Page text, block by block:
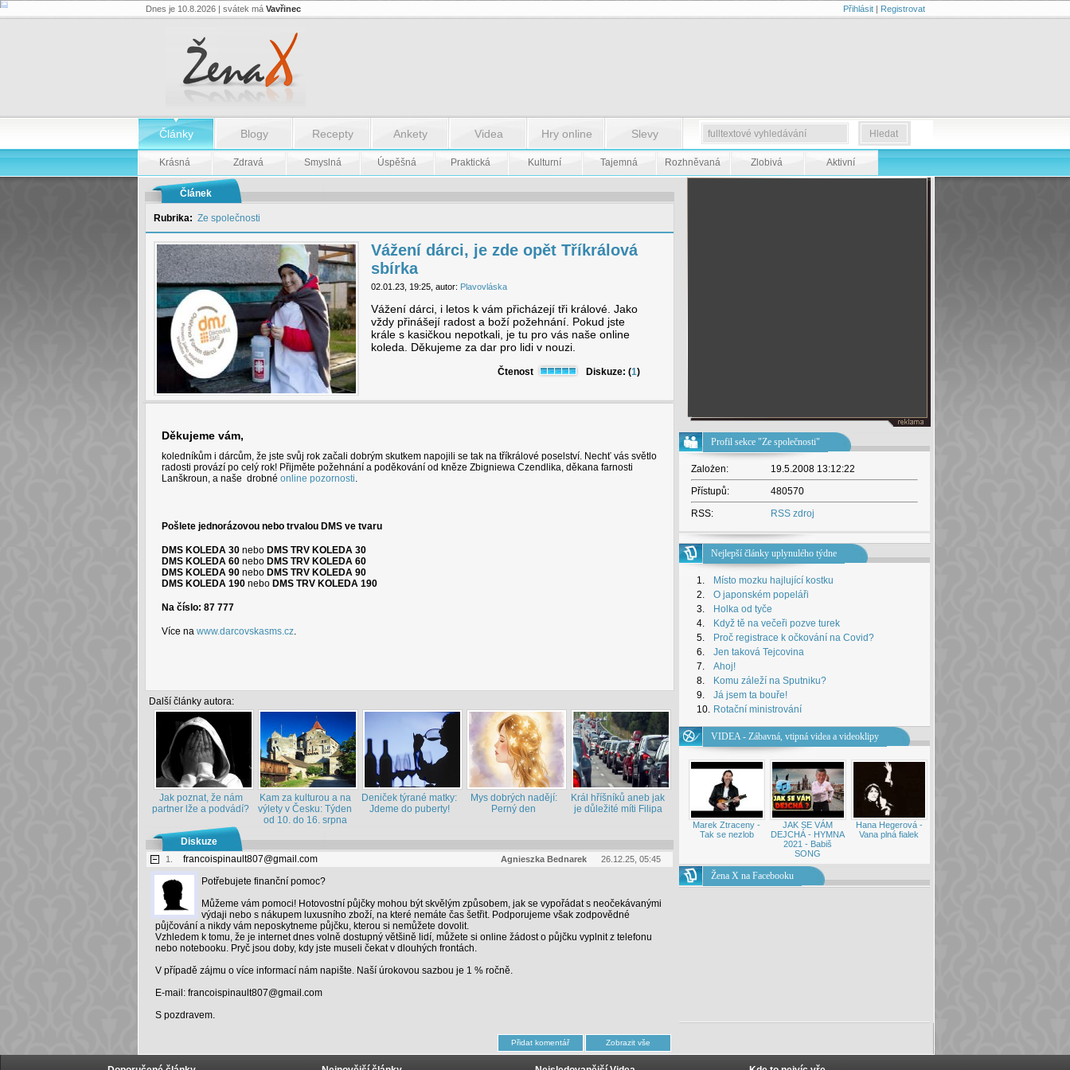
Vážení
je
zde
Tříkrálová
Dnes je 10.8.2026 | svátek má Vavřinec Přihlásit| Registrovat
Články Blogy Recepty Ankety Videa Hry online Slevy
Krásná Zdravá Smyslná Úspěšná Praktická Kulturní Tajemná Rozhněvaná Zlobivá Aktivní
Článek
Rubrika: Ze společnosti
Vážení dárci, je zde opět Tříkrálová
sbírka
02.01.23, 19:25, autor: Plavovláska
Vážení dárci, i letos k vám přicházejí tři králové. Jako
vždy přinášejí radost a boží požehnání. Pokud jste
krále s kasičkou nepotkali, je tu pro vás naše online
koleda. Děkujeme za dar pro lidi v nouzi.
Čtenost Diskuze: (1)
Děkujeme vám,
koledníkům i dárcům, že jste svůj rok začali dobrým skutkem napojili se tak na tříkrálové poselství. Nechť vás světlo
radosti provází po celý rok! Přijměte požehnání a poděkování od kněze Zbigniewa Czendlika, děkana farnosti
Lanškroun, a naše drobné online pozornosti.
Pošlete jednorázovou nebo trvalou DMS ve tvaru
DMS KOLEDA 30nebo DMS TRV KOLEDA 30
DMS KOLEDA 60nebo DMS TRV KOLEDA 60
DMS KOLEDA 90nebo DMS TRV KOLEDA 90
DMS KOLEDA 190nebo DMS TRV KOLEDA 190
Na číslo: 87 777
Více na www.darcovskasms.cz.
Další články autora:
Jak poznat, že nám
partner lže a podvádí?
Kam za kulturou a na
výlety v Česku: Týden
od 10. do 16. srpna
Deniček týrané matky:
Jdeme do puberty!
Mys dobrých nadějí:
Perný den
Král hříšníků aneb jak
je důležité míti Filipa
Diskuze
Agnieszka Bednarek 26.12.25, 05:45
1.
francoispinault807@gmail.com
Potřebujete finanční pomoc?
Můžeme vám pomoci! Hotovostní půjčky mohou být skvělým způsobem, jak se vypořádat s neočekávanými
výdaji nebo s nákupem luxusního zboží, na které nemáte čas šetřit. Podporujeme však zodpovědné
půjčování a nikdy vám neposkytneme půjčku, kterou si nemůžete dovolit.
Vzhledem k tomu, že je internet dnes volně dostupný většině lidí, můžete si online žádost o půjčku vyplnit z telefonu
nebo notebooku. Pryč jsou doby, kdy jste museli čekat v dlouhých frontách.
V případě zájmu o více informací nám napište. Naší úrokovou sazbou je 1 % ročně.
E-mail: francoispinault807@gmail.com
S pozdravem.
Profil sekce "Ze společnosti"
Založen:
19.5.2008 13:12:22
Přístupů:
480570
RSS:
RSS zdroj
Nejlepší články uplynulého týdne
1.
Místo mozku hajlující kostku
2.
O japonském popeláři
3.
Holka od tyče
4.
Když tě na večeři pozve turek
5.
Proč registrace k očkování na Covid?
6.
Jen taková Tejcovina
7.
Ahoj!
8.
Komu záleží na Sputniku?
9.
Já jsem ta bouře!
10. Rotační ministrování
VIDEA - Zábavná, vtipná videa a videoklipy
Hana Hegerová -
Vana plná fialek
JAK SE VÁM
DEJCHÁ - HYMNA
2021 - Babiš
SONG
Marek Ztraceny -
Tak se nezlob
Žena X na Facebooku